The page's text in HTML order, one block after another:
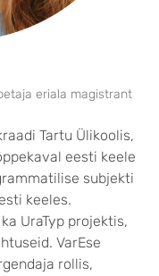
eriala magistrant
Tartu Ülikoolis,
eesti keele
subjekti
keeles.
UraTyp projektis,
VarEse
rollis,